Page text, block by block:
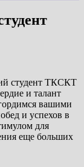
студент ТКСКТ
и талант
вашими
и успехов в
для
еще больших